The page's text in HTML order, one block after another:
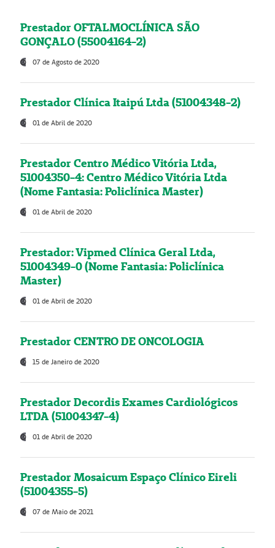
Prestador OFTALMOCLÍNICA SÃO
GONÇALO (55004164-2)
07 de Agosto de 2020
Prestador Clínica Itaipú Ltda (51004348-2)
01 de Abril de 2020
Prestador Centro Médico Vitória Ltda,
51004350-4: Centro Médico Vitória Ltda
(Nome Fantasia: Policlínica Master)
01 de Abril de 2020
Prestador: Vipmed Clínica Geral Ltda,
51004349-0 (Nome Fantasia: Policlínica
Master)
01 de Abril de 2020
Prestador CENTRO DE ONCOLOGIA
15 de Janeiro de 2020
Prestador Decordis Exames Cardiológicos
LTDA (51004347-4)
01 de Abril de 2020
Prestador Mosaicum Espaço Clínico Eireli
(51004355-5)
07 de Maio de 2021